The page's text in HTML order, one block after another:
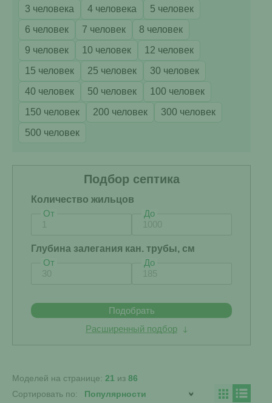
3 человека 4 человека
5 человек
6 человек
7 человек
8 человек
9 человек
10 человек
12 человек
15 человек
25 человек
30 человек
40 человек
50 человек
100 человек
150 человек
200 человек
300 человек
500 человек
Подбор септика
Количество жильцов
От
До
Глубина залегания кан. трубы, см
От
До
Подобрать
Расширенный подбор
Моделей на странице: 21 из 86
Сортировать по: